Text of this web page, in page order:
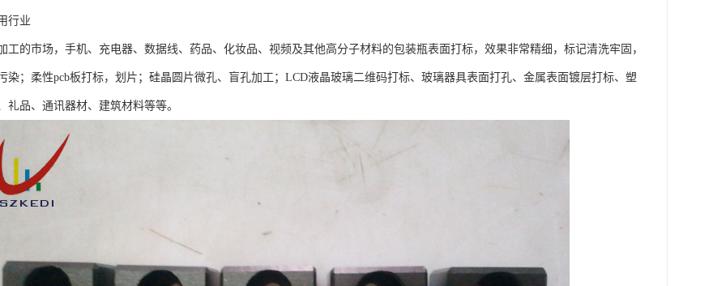
行业
工的市场，手机、充电器、数据线、药品、化妆品、视频及其他高分子材料的包装瓶表面打标，效果非常精细，标记清洗牢固，
染；柔性pcb板打标，划片；硅晶圆片微孔、盲孔加工；LCD液晶玻璃二维码打标、玻璃器具表面打孔、金属表面镀层打标、塑
礼品、通讯器材、建筑材料等等。